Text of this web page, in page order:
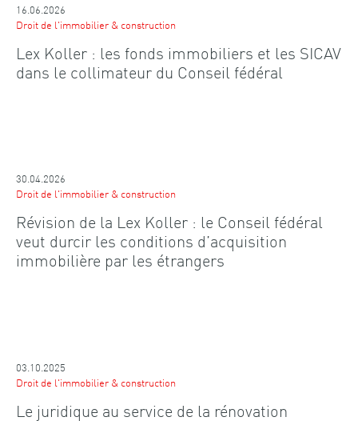
16.06.2026
Droit de l'immobilier & construction
Lex Koller : les fonds immobiliers et les SICAV
dans le collimateur du Conseil fédéral
30.04.2026
Droit de l'immobilier & construction
Révision de la Lex Koller : le Conseil fédéral
veut durcir les conditions d’acquisition
immobilière par les étrangers
03.10.2025
Droit de l'immobilier & construction
Le juridique au service de la rénovation